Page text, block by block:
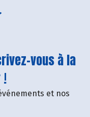
vous à la
!
et nos